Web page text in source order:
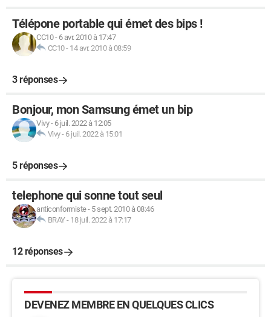
Télépone portable qui émet des bips !
CC10- 6 avr. 2010 à 17:47
CC10- 14 avr. 2010 à 08:59
3 réponses
Bonjour, mon Samsung émet un bip
Vivy- 6 juil. 2022 à 12:05
Vivy- 6 juil. 2022 à 15:01
5 réponses
telephone qui sonne tout seul
anticonformiste- 5 sept. 2010 à 08:46
BRAY- 18 juil. 2022 à 17:17
12 réponses
DEVENEZ MEMBRE EN QUELQUES CLICS